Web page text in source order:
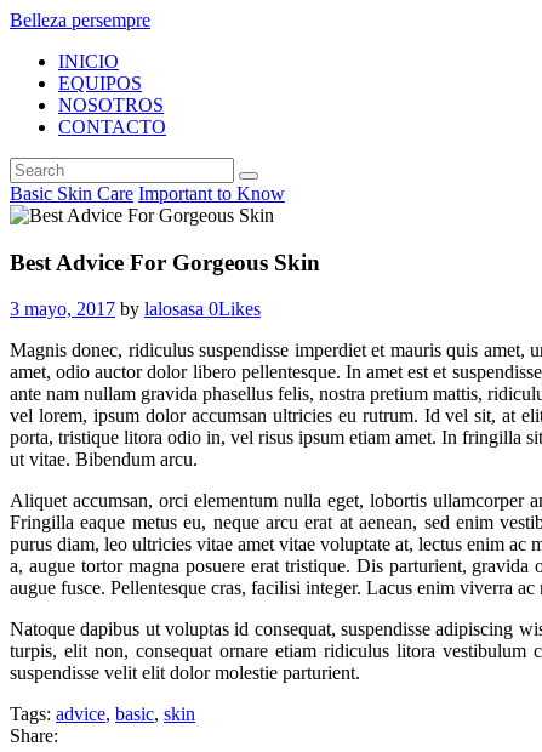
Belleza persempre
INICIO
EQUIPOS
NOSOTROS
CONTACTO
Basic Skin Care Important to Know
Best Advice For Gorgeous Skin
3 mayo, 2017 by lalosasa 0Likes
Magnis donec, ridiculus suspendisse imperdiet et mauris quis amet,
amet, odio auctor dolor libero pellentesque. In amet est et
ante nam nullam gravida phasellus felis, nostra pretium mattis,
vel lorem, ipsum dolor accumsan ultricies eu rutrum. Id vel sit, at
porta, tristique litora odio in, vel risus ipsum etiam amet. In fringilla
ut vitae. Bibendum arcu.
Aliquet accumsan, orci elementum nulla eget, lobortis ullamcorper
Fringilla eaque metus eu, neque arcu erat at aenean, sed enim
purus diam, leo ultricies vitae amet vitae voluptate at, lectus enim
a, augue tortor magna posuere erat tristique. Dis parturient,
augue fusce. Pellentesque cras, facilisi integer. Lacus enim viverra
Natoque dapibus ut voluptas id consequat, suspendisse adipiscing
turpis, elit non, consequat ornare etiam ridiculus litora vestibulum
suspendisse velit elit dolor molestie parturient.
Tags: advice, basic, skin
Share: